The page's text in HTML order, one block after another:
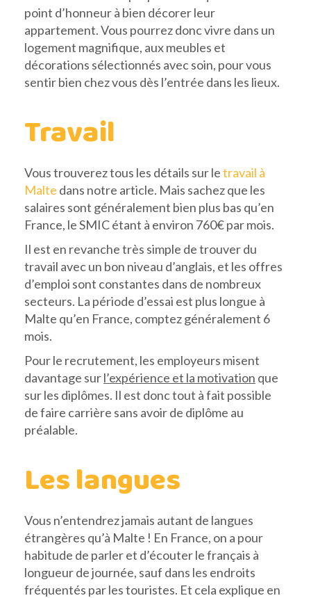
point d’honneur à bien décorer leur
appartement. Vous pourrez donc vivre dans un
logement magnifique, aux meubles et
décorations sélectionnés avec soin, pour vous
sentir bien chez vous dès l’entrée dans les lieux.
Travail
Vous trouverez tous les détails sur letravail à
Malte dans notre article. Mais sachez que les
salaires sont généralement bien plus bas qu’en
France, le SMIC étant à environ 760€ par mois.
Il est en revanche très simple de trouver du
travail avec un bon niveau d’anglais, et les offres
d’emploi sont constantes dans de nombreux
secteurs. La période d’essai est plus longue à
Malte qu’en France, comptez généralement 6
mois.
Pour le recrutement, les employeurs misent
davantage surl’expérience et la motivation que
sur les diplômes. Il est donc tout à fait possible
de faire carrière sans avoir de diplôme au
préalable.
Les langues
Vous n’entendrez jamais autant de langues
étrangères qu’à Malte ! En France, on a pour
habitude de parler et d’écouter le français à
longueur de journée, sauf dans les endroits
fréquentés par les touristes. Et cela explique en